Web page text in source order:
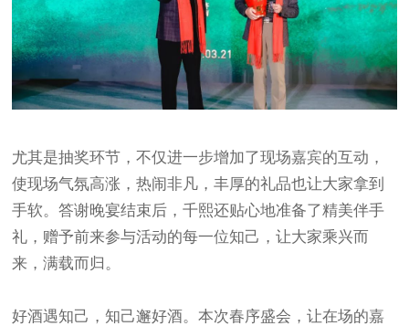
尤其是抽奖环节，不仅进一步增加了现场嘉宾的互动，
使现场气氛高涨，热闹非凡，丰厚的礼品也让大家拿到
手软。答谢晚宴结束后，千熙还贴心地准备了精美伴手
礼，赠予前来参与活动的每一位知己，让大家乘兴而
来，满载而归。
好酒遇知己，知己邂好酒。本次春序盛会，让在场的嘉